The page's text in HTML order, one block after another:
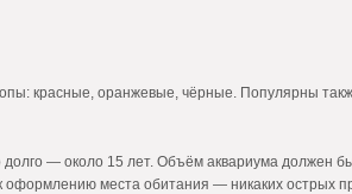
красные, оранжевые, чёрные. Популярны
— около 15 лет. Объём аквариума должен
оформлению места обитания — никаких острых